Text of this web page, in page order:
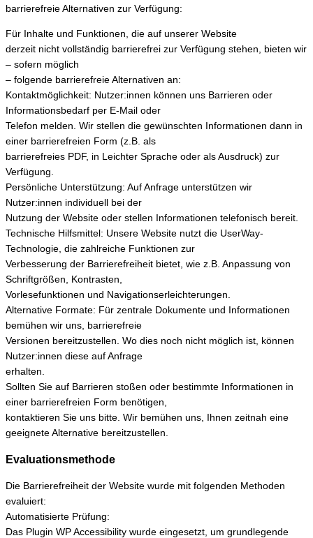
barrierefreie Alternativen zur Verfügung:
Für Inhalte und Funktionen, die auf unserer Website
derzeit nicht vollständig barrierefrei zur Verfügung stehen, bieten wir
– sofern möglich
– folgende barrierefreie Alternativen an:
Kontaktmöglichkeit: Nutzer:innen können uns Barrieren oder
Informationsbedarf per E-Mail oder
Telefon melden. Wir stellen die gewünschten Informationen dann in
einer barrierefreien Form (z.B. als
barrierefreies PDF, in Leichter Sprache oder als Ausdruck) zur
Verfügung.
Persönliche Unterstützung: Auf Anfrage unterstützen wir
Nutzer:innen individuell bei der
Nutzung der Website oder stellen Informationen telefonisch bereit.
Technische Hilfsmittel: Unsere Website nutzt die UserWay-
Technologie, die zahlreiche Funktionen zur
Verbesserung der Barrierefreiheit bietet, wie z.B. Anpassung von
Schriftgrößen, Kontrasten,
Vorlesefunktionen und Navigationserleichterungen.
Alternative Formate: Für zentrale Dokumente und Informationen
bemühen wir uns, barrierefreie
Versionen bereitzustellen. Wo dies noch nicht möglich ist, können
Nutzer:innen diese auf Anfrage
erhalten.
Sollten Sie auf Barrieren stoßen oder bestimmte Informationen in
einer barrierefreien Form benötigen,
kontaktieren Sie uns bitte. Wir bemühen uns, Ihnen zeitnah eine
geeignete Alternative bereitzustellen.
Evaluationsmethode
Die Barrierefreiheit der Website wurde mit folgenden Methoden
evaluiert:
Automatisierte Prüfung:
Das Plugin WP Accessibility wurde eingesetzt, um grundlegende